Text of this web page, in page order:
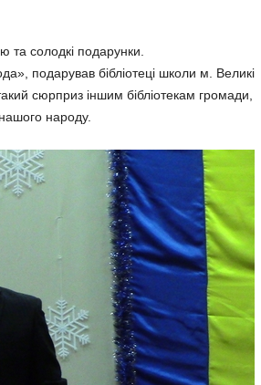
та солодкі подарунки.
подарував бібліотеці школи м. Великі
сюрприз іншим бібліотекам громади,
народу.